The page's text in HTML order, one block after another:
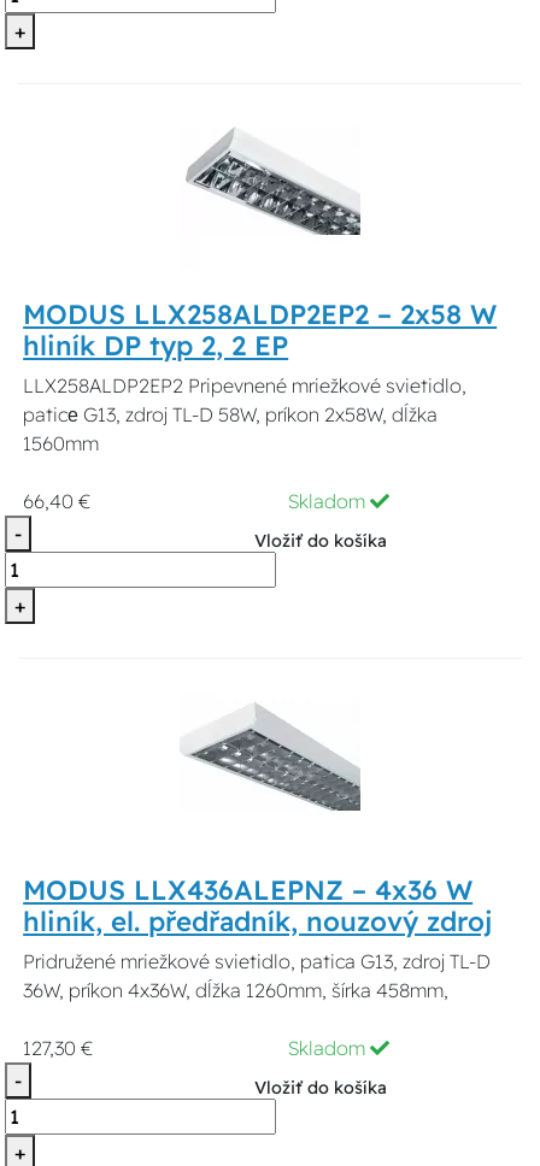
+
MODUS LLX258ALDP2EP2 – 2x58 W
hliník DP typ 2, 2 EP
LLX258ALDP2EP2 Pripevnené mriežkové svietidlo,
paticе G13, zdroj TL-D 58W, príkon 2x58W, dĺžka
1560mm
66,40 €
Skladom
-
+
Vložiť do košíka
MODUS LLX436ALEPNZ – 4x36 W
hliník, el. předřadník, nouzový zdroj
Pridružené mriežkové svietidlo, patica G13, zdroj TL-D
36W, príkon 4x36W, dĺžka 1260mm, šírka 458mm,
127,30 €
Skladom
-
+
Vložiť do košíka